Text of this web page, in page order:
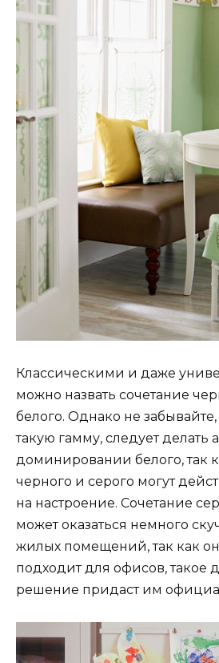
Классическими и даже
можно назвать сочетание
белого. Однако не
такую гамму, следует делать
доминировании белого, так
черного и серого могут
на настроение. Сочетание
может оказаться немного
жилых помещений, так как
подходит для офисов, такое
решение придаст им